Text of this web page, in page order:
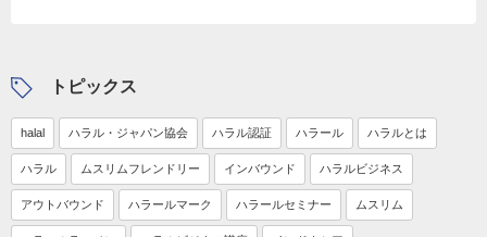
トピックス
halal ハラル・ジャパン協会 ハラル認証 ハラール ハラルとは
ハラル ムスリムフレンドリー インバウンド ハラルビジネス
アウトバウンド ハラールマーク ハラールセミナー ムスリム